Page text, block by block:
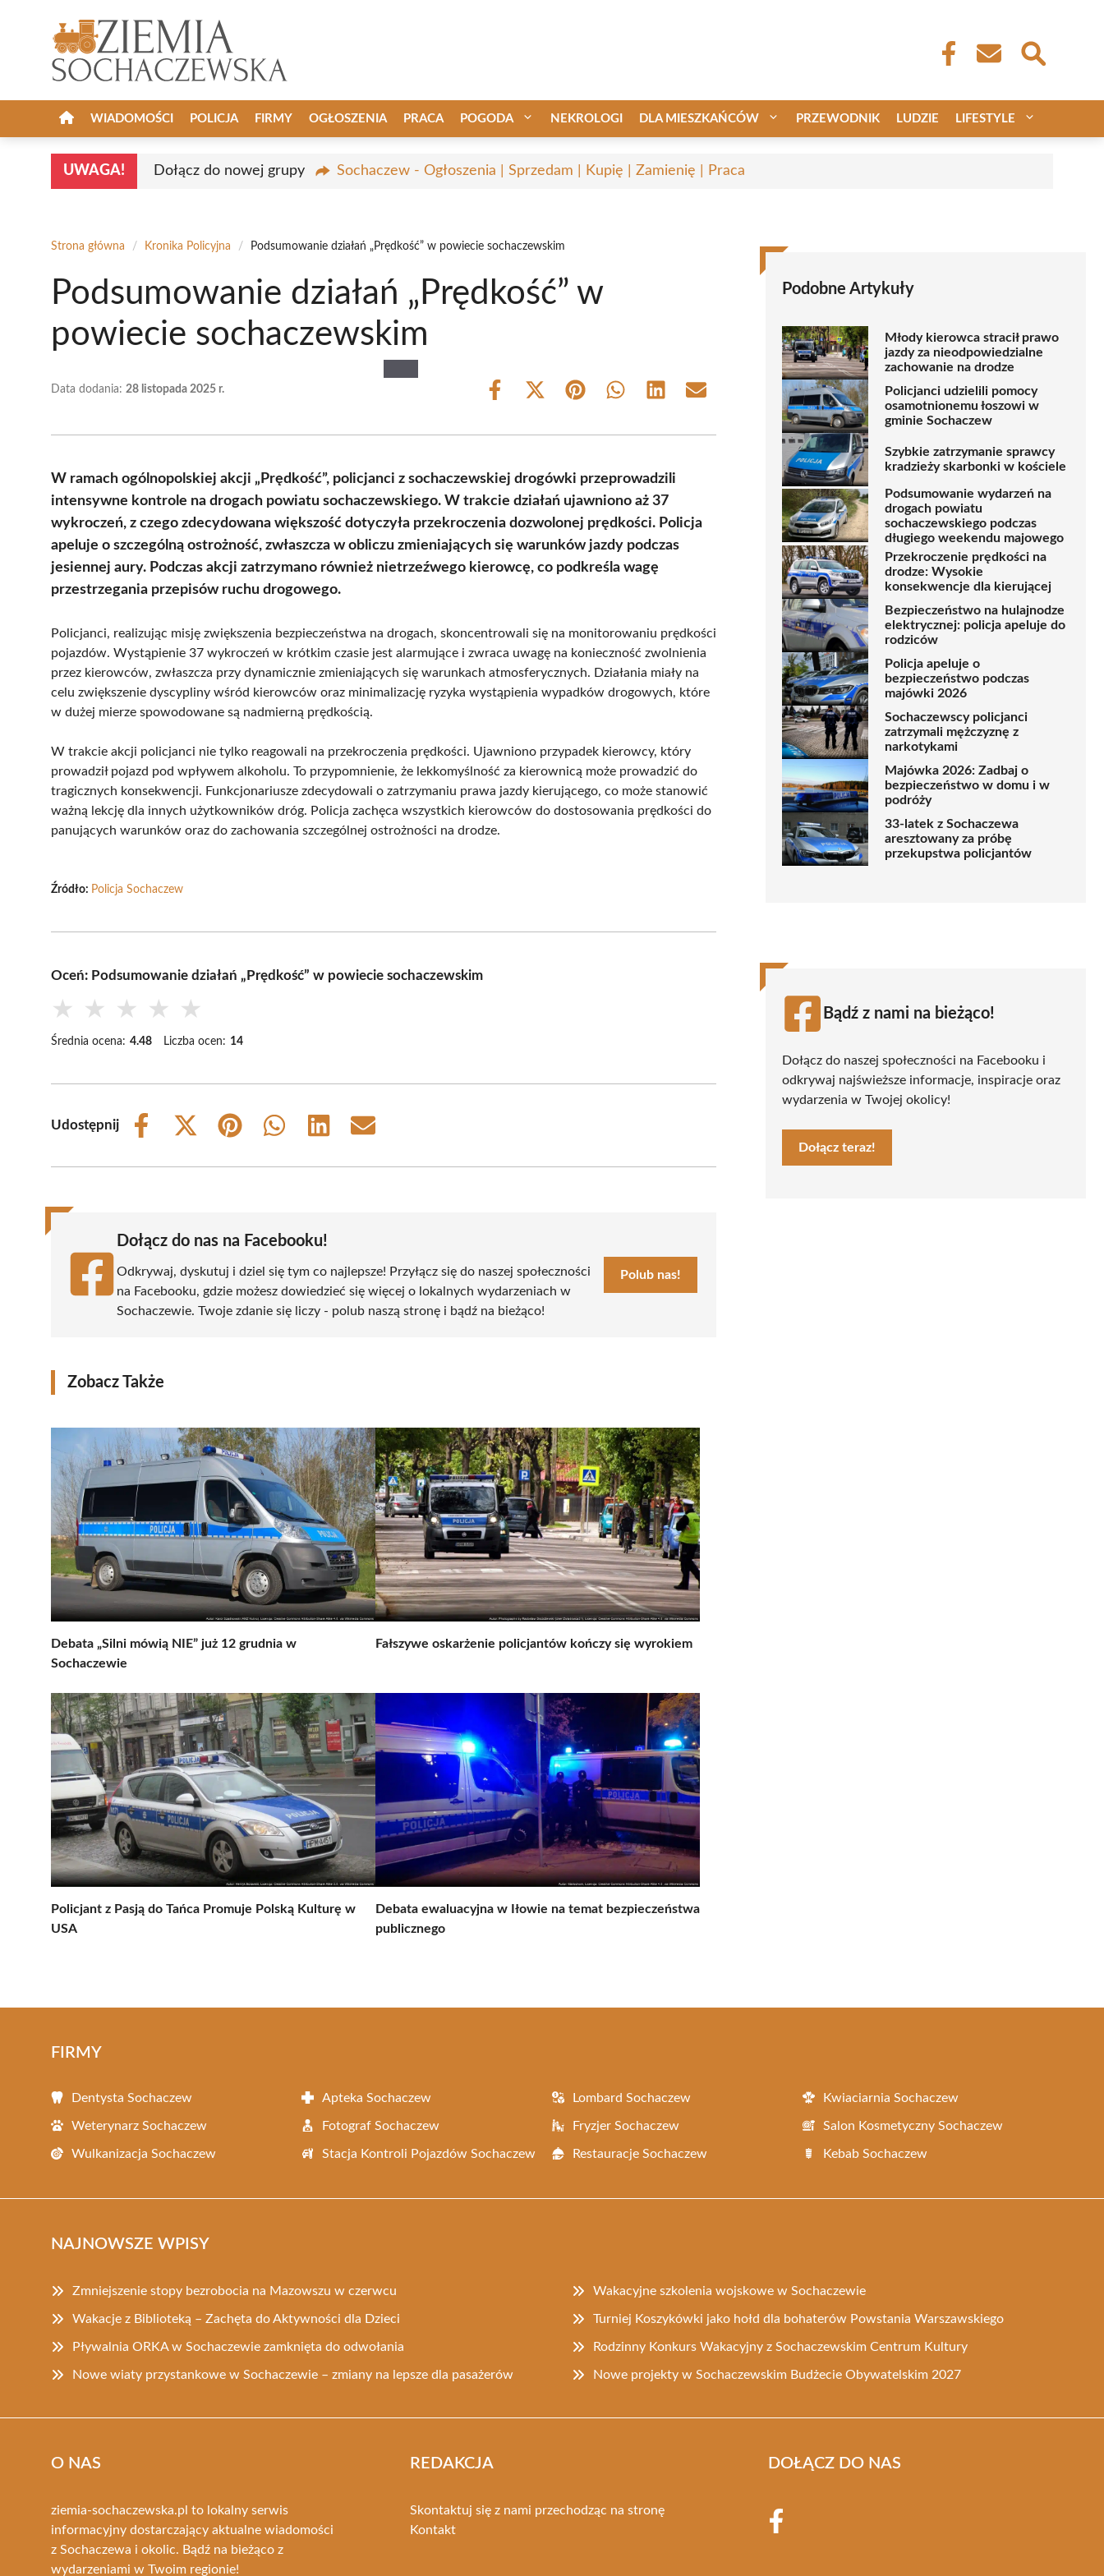
WIADOMOŚCI POLICJA FIRMY OGŁOSZENIA PRACA POGODA NEKROLOGI DLA MIESZKAŃCÓW PRZEWODNIK LUDZIE LIFESTYLE
UWAGA! Dołącz do nowej grupy Sochaczew - Ogłoszenia | Sprzedam | Kupię | Zamienię | Praca
Strona główna / Kronika Policyjna / Podsumowanie działań „Prędkość” w powiecie sochaczewskim
Podsumowanie działań „Prędkość” w
powiecie sochaczewskim
Data dodania: 28 listopada 2025 r.
Share
Share
(Twitter)
Share Share Share Share
W ramach ogólnopolskiej akcji „Prędkość”, policjanci z sochaczewskiej drogówki przeprowadzili
intensywne kontrole na drogach powiatu sochaczewskiego. W trakcie działań ujawniono aż 37
wykroczeń, z czego zdecydowana większość dotyczyła przekroczenia dozwolonej prędkości. Policja
apeluje o szczególną ostrożność, zwłaszcza w obliczu zmieniających się warunków jazdy podczas
jesiennej aury. Podczas akcji zatrzymano również nietrzeźwego kierowcę, co podkreśla wagę
przestrzegania przepisów ruchu drogowego.
Policjanci, realizując misję zwiększenia bezpieczeństwa na drogach, skoncentrowali się na monitorowaniu prędkości
pojazdów. Wystąpienie 37 wykroczeń w krótkim czasie jest alarmujące i zwraca uwagę na konieczność zwolnienia
przez kierowców, zwłaszcza przy dynamicznie zmieniających się warunkach atmosferycznych. Działania miały na
celu zwiększenie dyscypliny wśród kierowców oraz minimalizację ryzyka wystąpienia wypadków drogowych, które
w dużej mierze spowodowane są nadmierną prędkością.
W trakcie akcji policjanci nie tylko reagowali na przekroczenia prędkości. Ujawniono przypadek kierowcy, który
prowadził pojazd pod wpływem alkoholu. To przypomnienie, że lekkomyślność za kierownicą może prowadzić do
tragicznych konsekwencji. Funkcjonariusze zdecydowali o zatrzymaniu prawa jazdy kierującego, co może stanowić
ważną lekcję dla innych użytkowników dróg. Policja zachęca wszystkich kierowców do dostosowania prędkości do
panujących warunków oraz do zachowania szczególnej ostrożności na drodze.
Źródło: Policja Sochaczew
Oceń: Podsumowanie działań „Prędkość” w powiecie sochaczewskim
★ ★ ★ ★ ★
Średnia ocena: 4.48 Liczba ocen: 14
Udostępnij
Share
Share
(Twitter)
Share
Share
Share
Share
Dołącz do nas na Facebooku!
Odkrywaj, dyskutuj i dziel się tym co najlepsze! Przyłącz się do naszej społeczności
na Facebooku, gdzie możesz dowiedzieć się więcej o lokalnych wydarzeniach w
Sochaczewie. Twoje zdanie się liczy - polub naszą stronę i bądź na bieżąco!
Polub nas!
Zobacz Także
Debata „Silni mówią NIE” już 12 grudnia w
Sochaczewie
Fałszywe oskarżenie policjantów kończy się wyrokiem
Policjant z Pasją do Tańca Promuje Polską Kulturę w
USA
Debata ewaluacyjna w Iłowie na temat bezpieczeństwa
publicznego
Podobne Artykuły
Młody kierowca stracił prawo
jazdy za nieodpowiedzialne
zachowanie na drodze
Policjanci udzielili pomocy
osamotnionemu łoszowi w
gminie Sochaczew
Szybkie zatrzymanie sprawcy
kradzieży skarbonki w kościele
Podsumowanie wydarzeń na
drogach powiatu
sochaczewskiego podczas
długiego weekendu majowego
Przekroczenie prędkości na
drodze: Wysokie
konsekwencje dla kierującej
Bezpieczeństwo na hulajnodze
elektrycznej: policja apeluje do
rodziców
Policja apeluje o
bezpieczeństwo podczas
majówki 2026
Sochaczewscy policjanci
zatrzymali mężczyznę z
narkotykami
Majówka 2026: Zadbaj o
bezpieczeństwo w domu i w
podróży
33-latek z Sochaczewa
aresztowany za próbę
przekupstwa policjantów
Bądź z nami na bieżąco!
Dołącz do naszej społeczności na Facebooku i
odkrywaj najświeższe informacje, inspiracje oraz
wydarzenia w Twojej okolicy!
Dołącz teraz!
FIRMY
Dentysta Sochaczew Apteka Sochaczew Lombard Sochaczew Kwiaciarnia Sochaczew
Weterynarz Sochaczew Fotograf Sochaczew Fryzjer Sochaczew Salon Kosmetyczny Sochaczew
Wulkanizacja Sochaczew Stacja Kontroli Pojazdów Sochaczew Restauracje Sochaczew Kebab Sochaczew
NAJNOWSZE WPISY
Zmniejszenie stopy bezrobocia na Mazowszu w czerwcu Wakacyjne szkolenia wojskowe w Sochaczewie
Wakacje z Biblioteką – Zachęta do Aktywności dla Dzieci Turniej Koszykówki jako hołd dla bohaterów Powstania Warszawskiego
Pływalnia ORKA w Sochaczewie zamknięta do odwołania Rodzinny Konkurs Wakacyjny z Sochaczewskim Centrum Kultury
Nowe wiaty przystankowe w Sochaczewie – zmiany na lepsze dla pasażerów Nowe projekty w Sochaczewskim Budżecie Obywatelskim 2027
O NAS
ziemia-sochaczewska.pl to lokalny serwis
informacyjny dostarczający aktualne wiadomości
z Sochaczewa i okolic. Bądź na bieżąco z
wydarzeniami w Twoim regionie!
REDAKCJA
Skontaktuj się z nami przechodząc na stronę
Kontakt
DOŁĄCZ DO NAS